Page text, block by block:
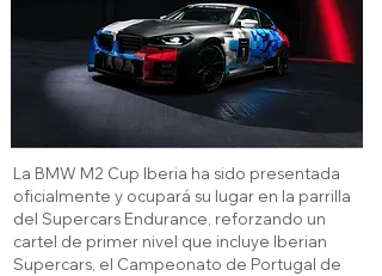
La BMW M2 Cup Iberia ha sido presentada
oficialmente y ocupará su lugar en la parrilla
del Supercars Endurance, reforzando un
cartel de primer nivel que incluye Iberian
Supercars, el Campeonato de Portugal de